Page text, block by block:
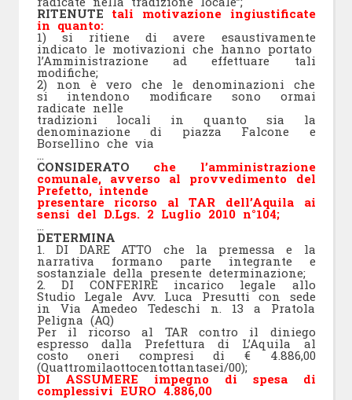
RITENUTE tali motivazione ingiustificate
in quanto:
1) si ritiene di avere esaustivamente
indicato le motivazioni che hanno portato
l’Amministrazione ad effettuare tali
modifiche;
2) non è vero che le denominazioni che
si intendono modificare sono ormai
radicate nelle
tradizioni locali in quanto sia la
denominazione di piazza Falcone e
Borsellino che via
…
CONSIDERATO che l’amministrazione
comunale, avverso al provvedimento del
Prefetto, intende
presentare ricorso al TAR dell’Aquila ai
sensi del D.Lgs. 2 Luglio 2010 n°104;
…
DETERMINA
1. DI DARE ATTO che la premessa e la
narrativa formano parte integrante e
sostanziale della presente determinazione;
2. DI CONFERIRE incarico legale allo
Studio Legale Avv. Luca Presutti con sede
in Via Amedeo Tedeschi n. 13 a Pratola
Peligna (AQ)
Per il ricorso al TAR contro il diniego
espresso dalla Prefettura di L’Aquila al
costo oneri compresi di € 4.886,00
(Quattromilaottocentottantasei/00);
DI ASSUMERE impegno di spesa di
complessivi EURO 4.886,00